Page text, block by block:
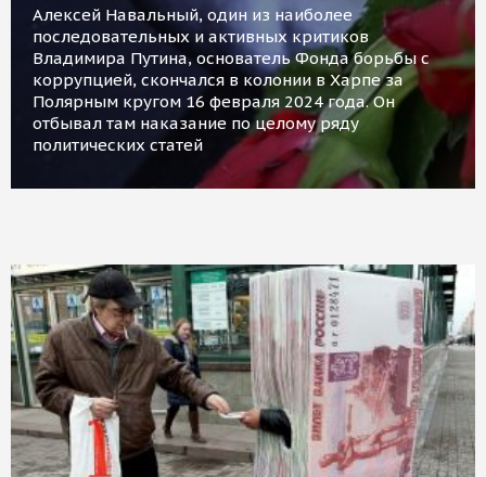
Алексей Навальный, один из наиболее
последовательных и активных критиков
Владимира Путина, основатель Фонда борьбы с
коррупцией, скончался в колонии в Харпе за
Полярным кругом 16 февраля 2024 года. Он
отбывал там наказание по целому ряду
политических статей